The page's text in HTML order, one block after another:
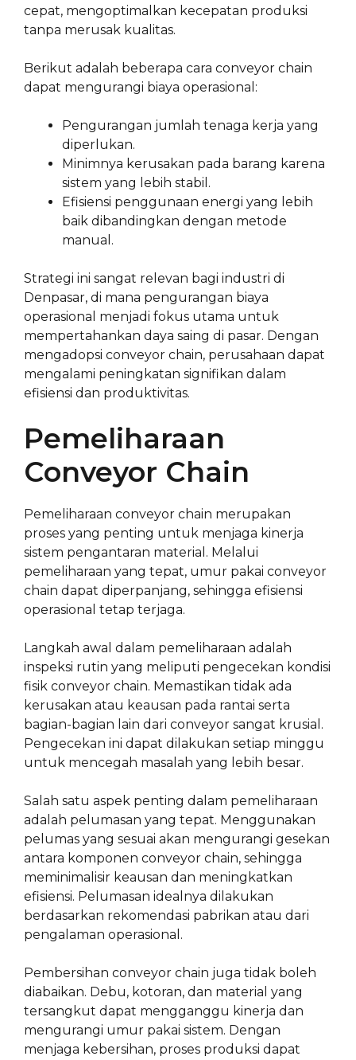
cepat, mengoptimalkan kecepatan produksi
tanpa merusak kualitas.
Berikut adalah beberapa cara conveyor chain
dapat mengurangi biaya operasional:
Pengurangan jumlah tenaga kerja yang
diperlukan.
Minimnya kerusakan pada barang karena
sistem yang lebih stabil.
Efisiensi penggunaan energi yang lebih
baik dibandingkan dengan metode
manual.
Strategi ini sangat relevan bagi industri di
Denpasar, di mana pengurangan biaya
operasional menjadi fokus utama untuk
mempertahankan daya saing di pasar. Dengan
mengadopsi conveyor chain, perusahaan dapat
mengalami peningkatan signifikan dalam
efisiensi dan produktivitas.
Pemeliharaan
Conveyor Chain
Pemeliharaan conveyor chain merupakan
proses yang penting untuk menjaga kinerja
sistem pengantaran material. Melalui
pemeliharaan yang tepat, umur pakai conveyor
chain dapat diperpanjang, sehingga efisiensi
operasional tetap terjaga.
Langkah awal dalam pemeliharaan adalah
inspeksi rutin yang meliputi pengecekan kondisi
fisik conveyor chain. Memastikan tidak ada
kerusakan atau keausan pada rantai serta
bagian-bagian lain dari conveyor sangat krusial.
Pengecekan ini dapat dilakukan setiap minggu
untuk mencegah masalah yang lebih besar.
Salah satu aspek penting dalam pemeliharaan
adalah pelumasan yang tepat. Menggunakan
pelumas yang sesuai akan mengurangi gesekan
antara komponen conveyor chain, sehingga
meminimalisir keausan dan meningkatkan
efisiensi. Pelumasan idealnya dilakukan
berdasarkan rekomendasi pabrikan atau dari
pengalaman operasional.
Pembersihan conveyor chain juga tidak boleh
diabaikan. Debu, kotoran, dan material yang
tersangkut dapat mengganggu kinerja dan
mengurangi umur pakai sistem. Dengan
menjaga kebersihan, proses produksi dapat